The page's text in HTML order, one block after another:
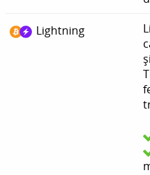
Lightning